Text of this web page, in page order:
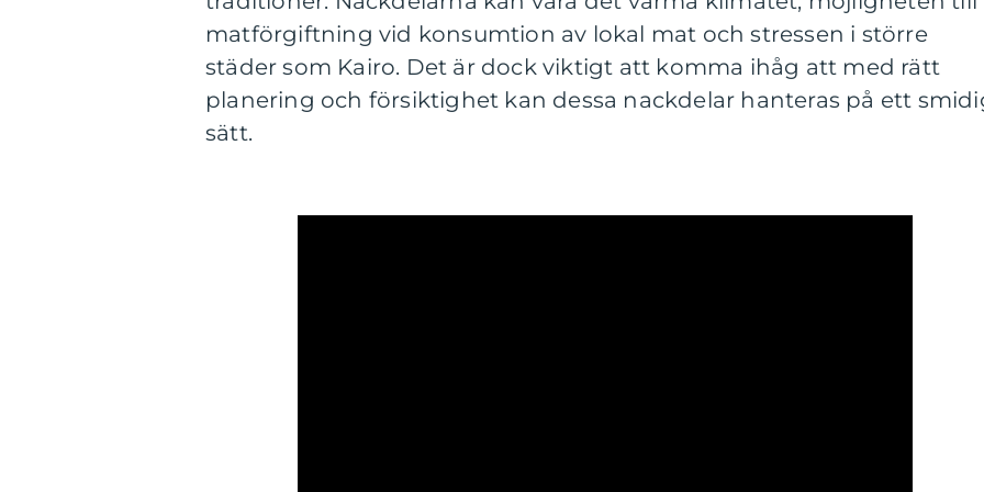
matförgiftning vid konsumtion av lokal mat och stressen i större
städer som Kairo. Det är dock viktigt att komma ihåg att med rätt
planering och försiktighet kan dessa nackdelar hanteras på ett
sätt.